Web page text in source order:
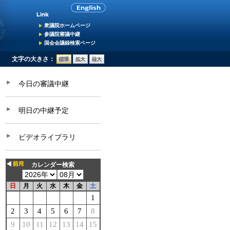
衆議院ホームページ
参議院審議中継
国会会議録検索ページ
文字の大きさ：
今日の審議中継
明日の中継予定
ビデオライブラリ
カレンダー検索
日 月 火 水 木 金 土
1
2
3 4 5 6 7
8
9
10 11 12 13 14
15